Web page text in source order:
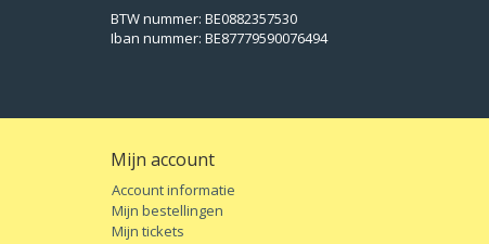
BTW nummer: BE0882357530
Iban nummer: BE87779590076494
Mijn account
Account informatie
Mijn bestellingen
Mijn tickets